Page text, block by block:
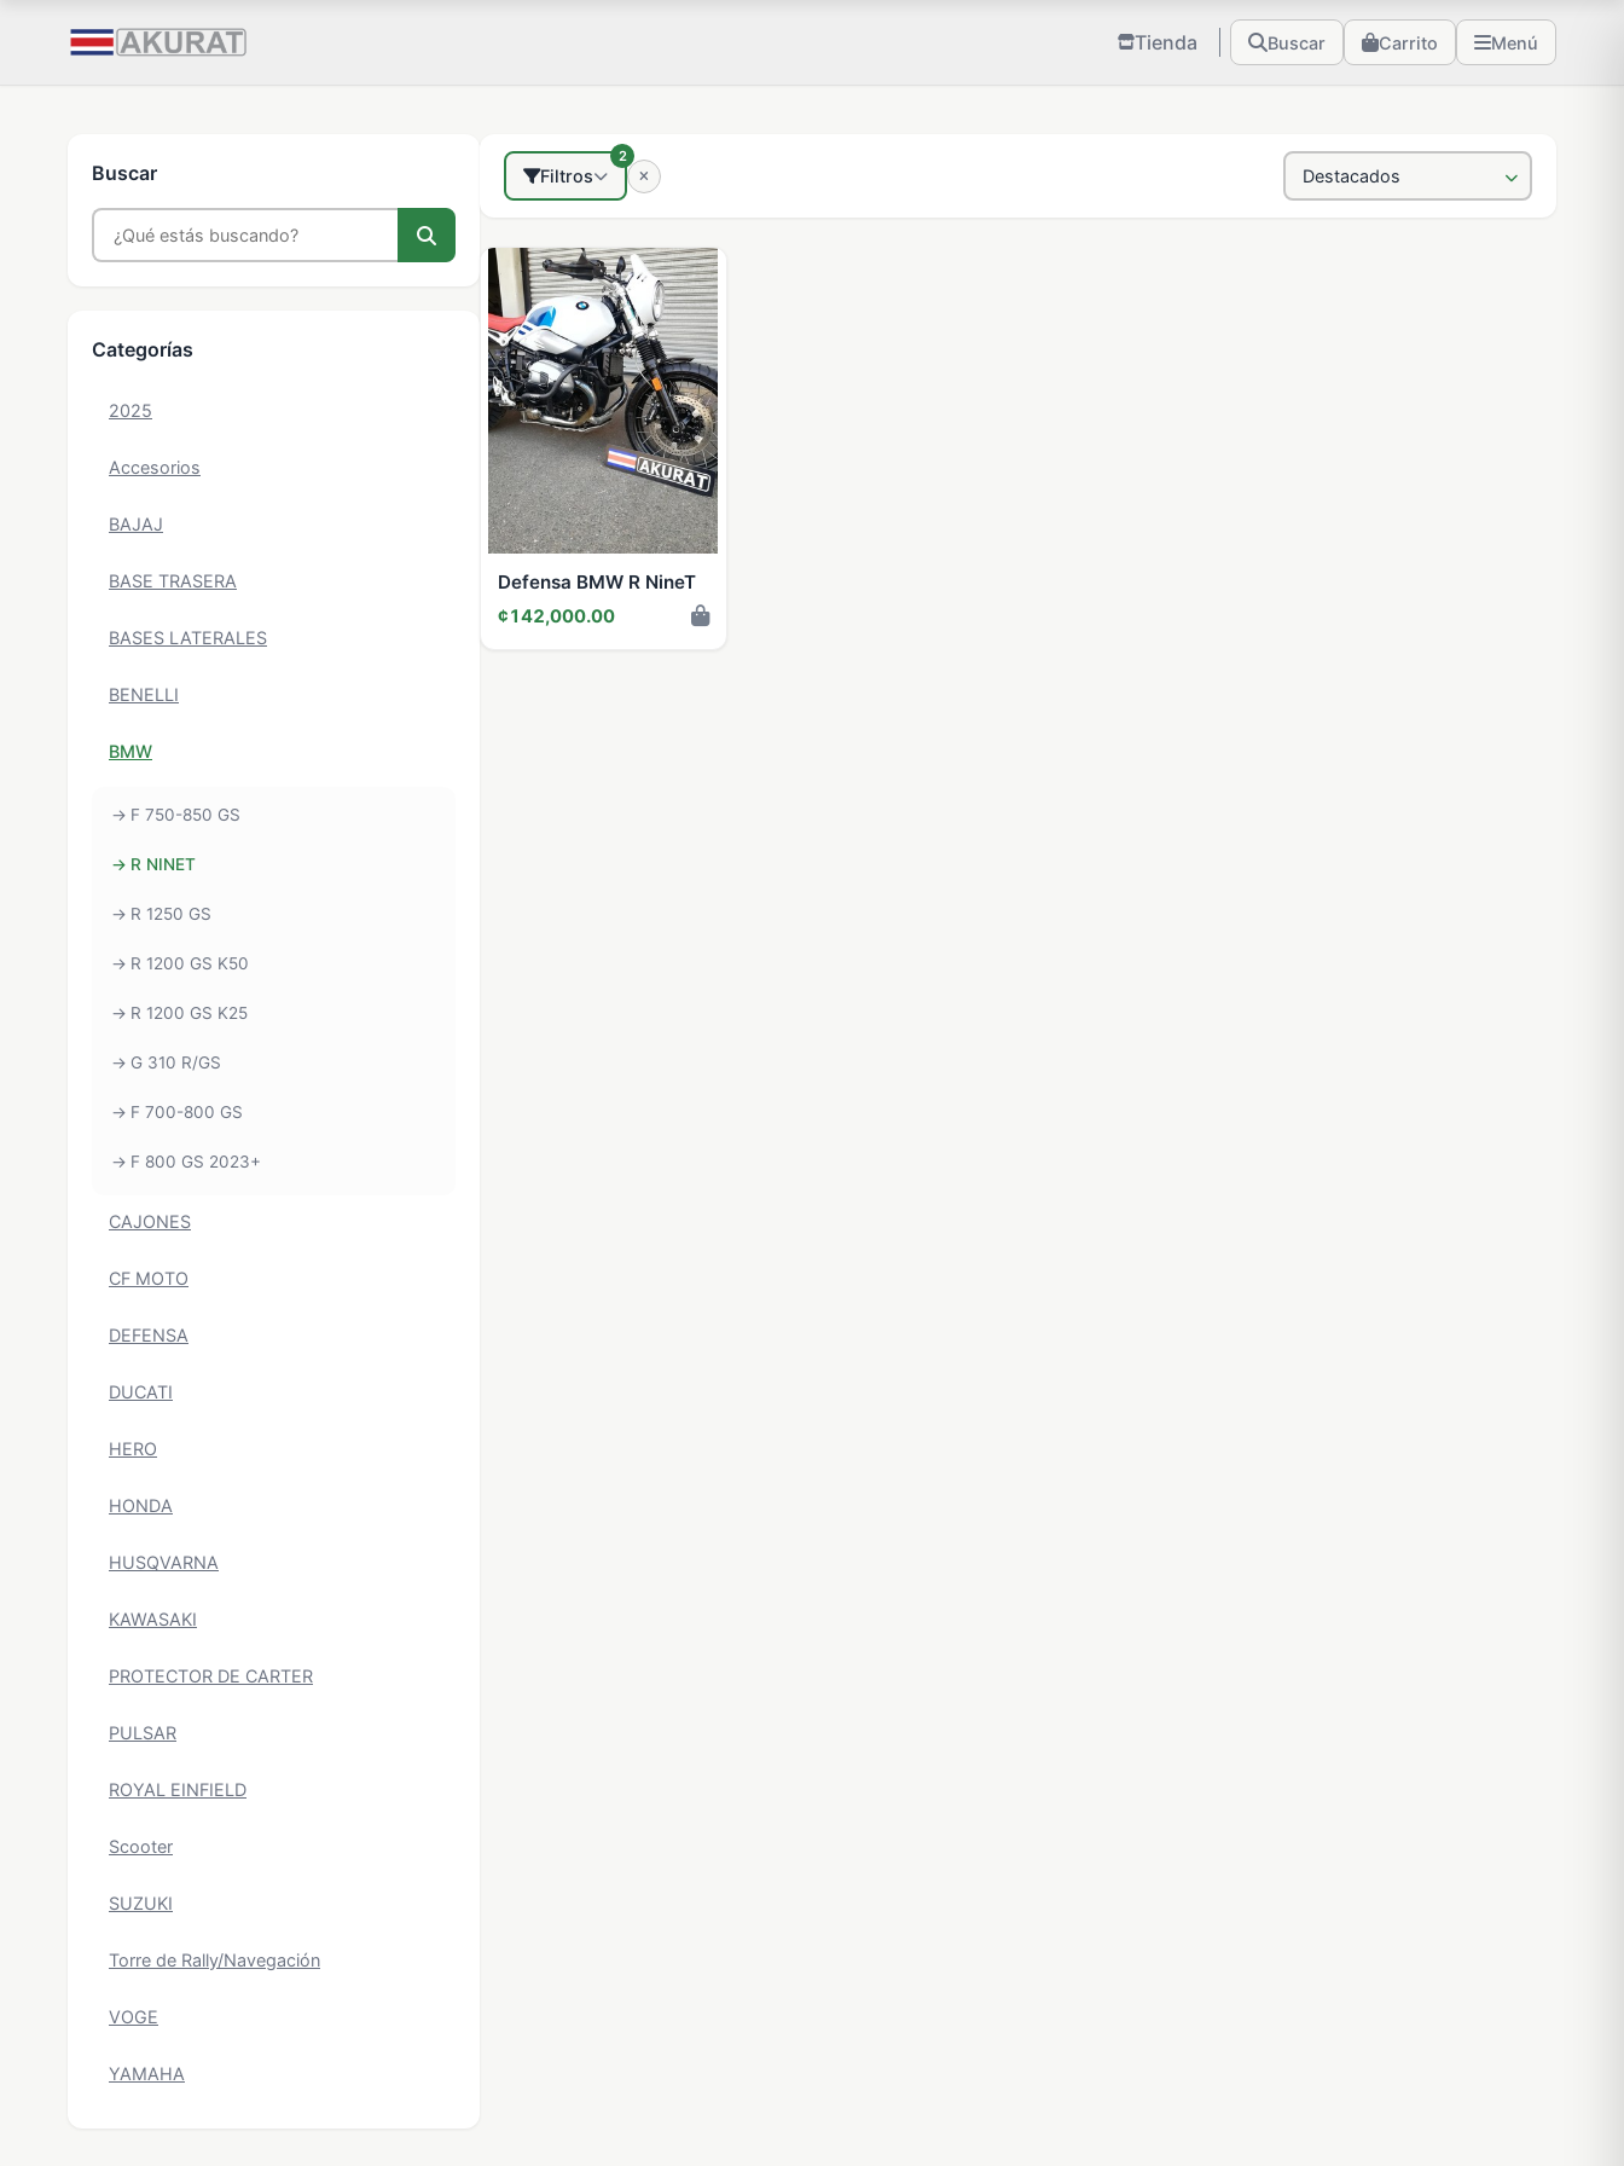
Tienda Buscar Carrito Menú
Buscar
Categorías
2025
Accesorios
BAJAJ
BASE TRASERA
BASES LATERALES
BENELLI
BMW
F 750-850 GS
R NINET
R 1250 GS
R 1200 GS K50
R 1200 GS K25
G 310 R/GS
F 700-800 GS
F 800 GS 2023+
CAJONES
CF MOTO
DEFENSA
DUCATI
HERO
HONDA
HUSQVARNA
KAWASAKI
PROTECTOR DE CARTER
PULSAR
ROYAL EINFIELD
Scooter
SUZUKI
Torre de Rally/Navegación
VOGE
YAMAHA
Filtros
2
Defensa BMW R NineT
¢142,000.00